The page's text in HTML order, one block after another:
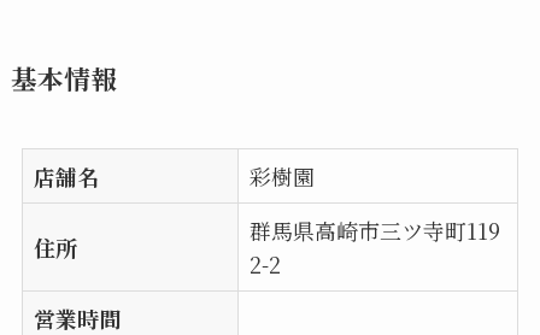
基本情報
店舗名 彩樹園
住所
群馬県高崎市三ツ寺町119
2-2
営業時間